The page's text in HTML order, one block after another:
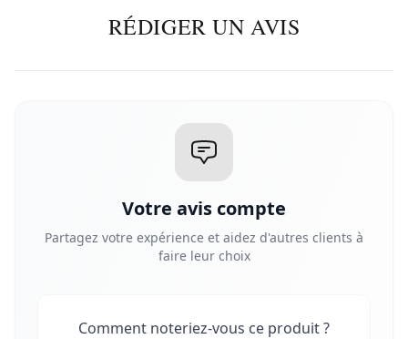
RÉDIGER UN AVIS
Votre avis compte
Partagez votre expérience et aidez d'autres clients à
faire leur choix
Comment noteriez-vous ce produit ?